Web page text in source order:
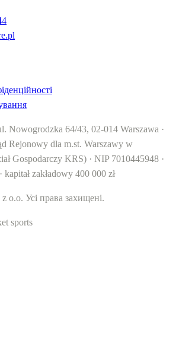
Nowogrodzka 64/43, 02-014 Warszawa ·
Rejonowy dla m.st. Warszawy w
Gospodarczy KRS) · NIP 7010445948 ·
zakładowy 400 000 zł
o.o. Усі права захищені.
sports